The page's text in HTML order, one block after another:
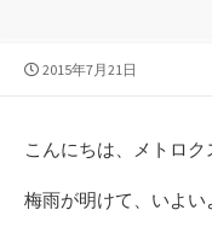
公
2015年7月21日
こんにちは、メトロク
梅雨が明けて、いよい